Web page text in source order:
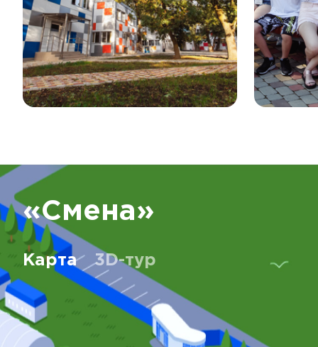
«Смена»
Карта 3D-тур